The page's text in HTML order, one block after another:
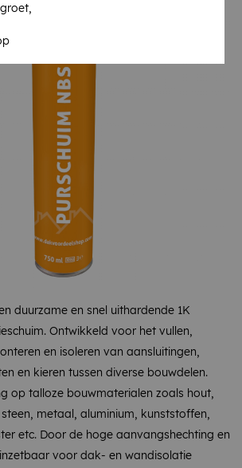
duurzame en snel uithardende 1K
Ontwikkeld voor het vullen,
en isoleren van aansluitingen,
en kieren tussen diverse bouwdelen.
op talloze bouwmaterialen zoals hout,
metaal, aluminium, kunststoffen,
etc. Door de hoge aanvangshechting en
voor dak- en wandisolatie